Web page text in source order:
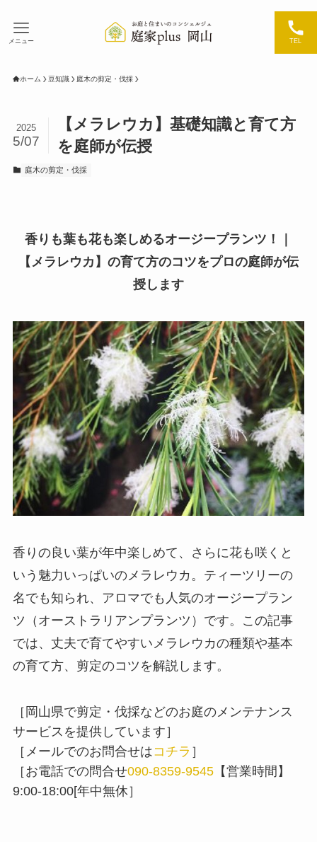
TEL
メニュー
ホーム 豆知識 庭木の剪定・伐採
【メラレウカ】基礎知識と育て方
を庭師が伝授
2025
5/07
庭木の剪定・伐採
香りも葉も花も楽しめるオージープランツ！｜
【メラレウカ】の育て方のコツをプロの庭師が伝
授します
香りの良い葉が年中楽しめて、さらに花も咲くと
いう魅力いっぱいのメラレウカ。ティーツリーの
名でも知られ、アロマでも人気のオージープラン
ツ（オーストラリアンプランツ）です。この記事
では、丈夫で育てやすいメラレウカの種類や基本
の育て方、剪定のコツを解説します。
［岡山県で剪定・伐採などのお庭のメンテナンス
サービスを提供しています］
［メールでのお問合せはコチラ ］
［お電話での問合せ090-8359-9545【営業時間】
9:00-18:00[年中無休］